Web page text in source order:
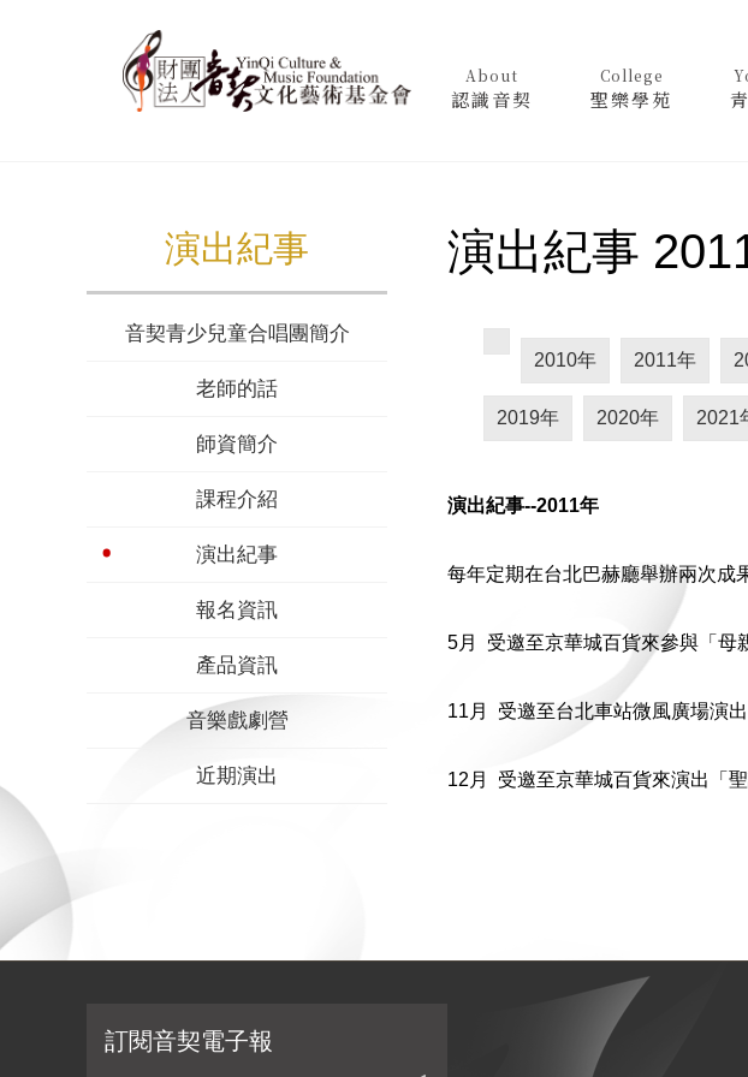
About
認識音契
College
聖樂學苑
演出紀事
音契青少兒童合唱團簡介
老師的話
師資簡介
課程介紹
演出紀事
報名資訊
產品資訊
音樂戲劇營
近期演出
演出紀事
2010年 2011年
2019年 2020年 2021
演出紀事--2011年
每年定期在台北巴赫廳舉辦兩次成
5月 受邀至京華城百貨來參與「母
11月 受邀至台北車站微風廣場演出
12月 受邀至京華城百貨來演出「
訂閱音契電子報